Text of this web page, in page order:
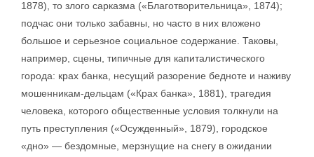
1878), то злого сарказма («Благотворительница», 1874);
подчас они только забавны, но часто в них вложено
большое и серьезное социальное содержание. Таковы,
например, сцены, типичные для капиталистического
города: крах банка, несущий разорение бедноте и наживу
мошенникам-дельцам («Крах банка», 1881), трагедия
человека, которого общественные условия толкнули на
путь преступления («Осужденный», 1879), городское
«дно» — бездомные, мерзнущие на снегу в ожидании